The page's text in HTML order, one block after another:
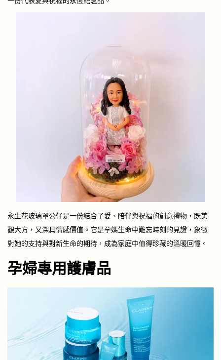
永生花玻璃罩公仔是一份結合了愛、陪伴與祝福的創意禮物，既美
觀大方，又深具情感價值。它是孕媽生命中難忘時刻的見證，象徵
對她的支持與對新生命的期待，成為家庭中值得珍藏的溫暖回憶。
孕婦專用護膚品